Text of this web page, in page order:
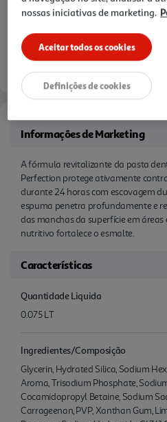
Informações de Marketing
A fórmula revitalizante da pasta
Perfection protege ativamente
durante 24 horas com escovagem
espuma penetra profundamente e
das manchas da superfície em áreas
nutritivo fortalece o esmalte.
Características
Quantidade Liquida
0.075 LT
Ingredientes/Composição
Glycerin, Hydrated Silica, Sodium
Aroma, Trisodium Phosphate,
Cocamidopropyl Betaine, Sodium
Carrageenan, PVP, Xanthan Gum,
nossas iniciativas de marketing.
Aceitar todos os cookies
Definições de cookies